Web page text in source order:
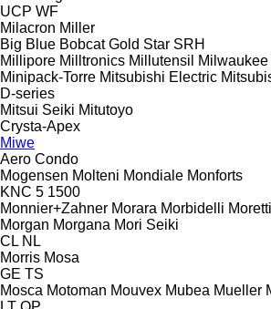
UCP WF
Milacron Miller
Big Blue Bobcat Gold Star SRH
Millipore Milltronics Millutensil Milwaukee
Minipack-Torre Mitsubishi Electric
D-series
Mitsui Seiki Mitutoyo
Crysta-Apex
Miwe
Aero Condo
Mogensen Molteni Mondiale Monforts
KNC 5 1500
Monnier+Zahner Morara Morbidelli
Morgan Morgana Mori Seiki
CL NL
Morris Mosa
GE TS
Mosca Motoman Mouvex Mubea Mueller